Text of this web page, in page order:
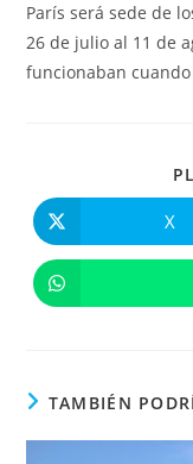
París será sede de
26 de julio al 11 de
funcionaban cuando
abre
en
X
TAMBIÉN